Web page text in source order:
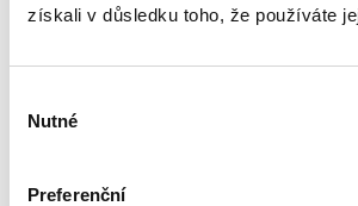
získali v důsledku toho, že používáte
souhlasu
Nutné
Preferenční